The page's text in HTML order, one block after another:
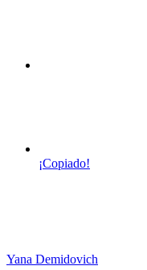
¡Copiado!
Yana Demidovich